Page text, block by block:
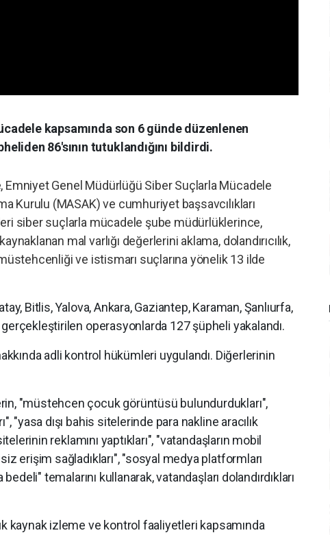
kapsamında son 6 günde düzenlenen
86'sının tutuklandığını bildirdi.
Emniyet Genel Müdürlüğü Siber Suçlarla Mücadele
Kurulu (MASAK) ve cumhuriyet başsavcılıkları
siber suçlarla mücadele şube müdürlüklerince,
mal varlığı değerlerini aklama, dolandırıcılık,
ve istismarı suçlarına yönelik 13 ilde
Bitlis, Yalova, Ankara, Gaziantep, Karaman, Şanlıurfa,
operasyonlarda 127 şüpheli yakalandı.
adli kontrol hükümleri uygulandı. Diğerlerinin
"müstehcen çocuk görüntüsü bulundurdukları",
"yasa dışı bahis sitelerinde para nakline aracılık
reklamını yaptıkları", "vatandaşların mobil
erişim sağladıkları", "sosyal medya platformları
temalarını kullanarak, vatandaşları dolandırdıkları
kaynak izleme ve kontrol faaliyetleri kapsamında